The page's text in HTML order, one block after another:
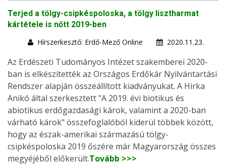
Terjed a tölgy-csipkéspoloska, a tölgy lisztharmat
kártétele is nőtt 2019-ben
Hírszerkesztő: Erdő-Mező Online
2020.11.23.
Az Erdészeti Tudományos Intézet szakemberei 2020-
ban is elkészítették az Országos Erdőkár Nyilvántartási
Rendszer alapján összeállított kiadványukat. A Hirka
Anikó által szerkesztett "A 2019. évi biotikus és
abiotikus erdőgazdasági károk, valamint a 2020-ban
várható károk" összefoglalóból kiderül többek között,
hogy az észak-amerikai származású tölgy-
csipkéspoloska 2019 őszére már Magyarország összes
megyéjéből előkerült.Tovább >>>